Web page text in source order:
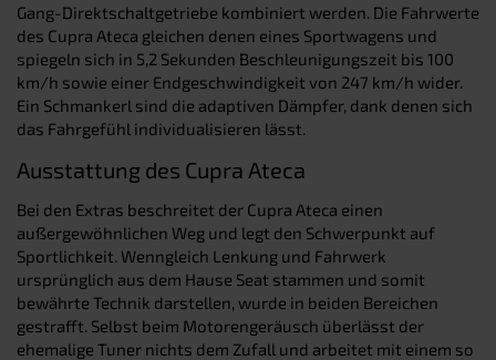
Gang-Direktschaltgetriebe kombiniert werden. Die Fahrwerte
des Cupra Ateca gleichen denen eines Sportwagens und
spiegeln sich in 5,2 Sekunden Beschleunigungszeit bis 100
km/h sowie einer Endgeschwindigkeit von 247 km/h wider.
Ein Schmankerl sind die adaptiven Dämpfer, dank denen sich
das Fahrgefühl individualisieren lässt.
Ausstattung des Cupra Ateca
Bei den Extras beschreitet der Cupra Ateca einen
außergewöhnlichen Weg und legt den Schwerpunkt auf
Sportlichkeit. Wenngleich Lenkung und Fahrwerk
ursprünglich aus dem Hause Seat stammen und somit
bewährte Technik darstellen, wurde in beiden Bereichen
gestrafft. Selbst beim Motorengeräusch überlässt der
ehemalige Tuner nichts dem Zufall und arbeitet mit einem so